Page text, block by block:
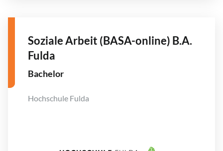
Soziale Arbeit (BASA-online) B.A.
Fulda
Bachelor
Hochschule Fulda